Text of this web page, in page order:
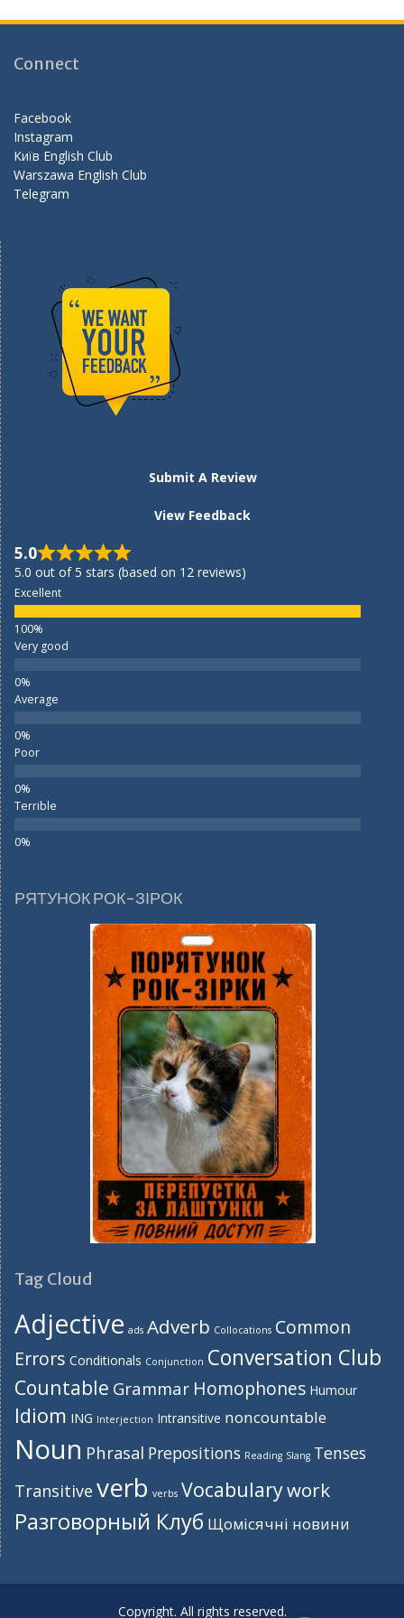
b
o
k
gr d
Connect
Facebook
Instagram
Київ English Club
Warszawa English Club
Telegram
Submit A Review
View Feedback
5.0
5.0 out of 5 stars (based on 12 reviews)
Excellent
Very good
Average
Poor
Terrible
РЯТУНОК РОК-ЗІРОК
Tag Cloud
Adjective ads Adverb Collocations Common
Errors Conditionals Conjunction Conversation Club
Countable Grammar Homophones Humour
Idiom ING Interjection Intransitive noncountable
Noun Phrasal Prepositions Reading Slang Tenses
Transitive verb verbs Vocabularywork
Разговорный Клуб Щомісячні новини
Copyright. All rights reserved.